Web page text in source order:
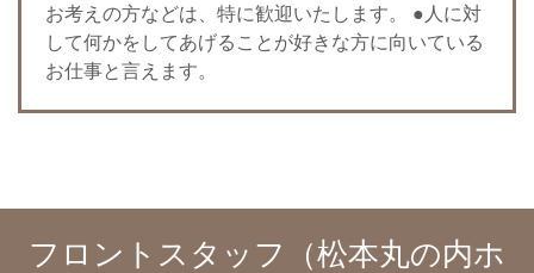
お考えの方などは、特に歓迎いたします。 ●人に対
して何かをしてあげることが好きな方に向いている
お仕事と言えます。
フロントスタッフ（松本丸の内ホ